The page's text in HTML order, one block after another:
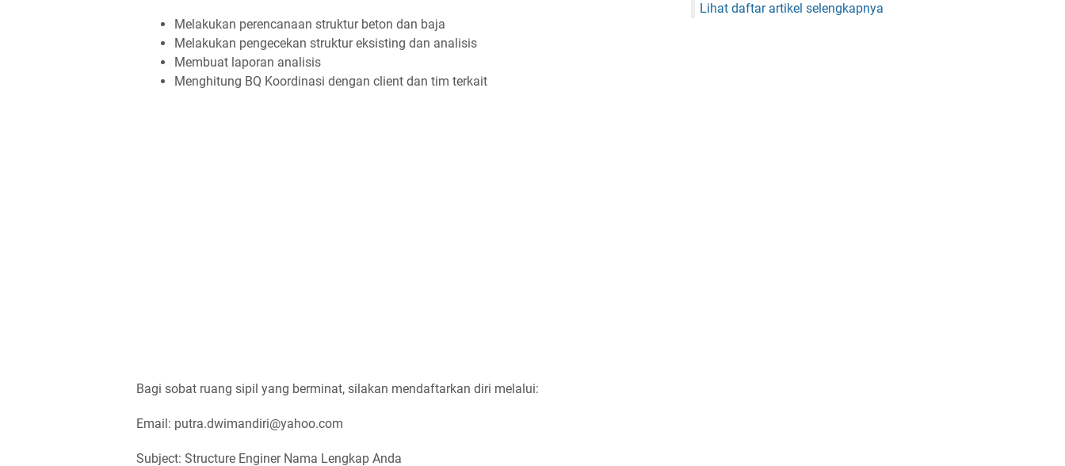
Melakukan perencanaan struktur beton dan baja
Melakukan pengecekan struktur eksisting dan analisis
Membuat laporan analisis
Menghitung BQ Koordinasi dengan client dan tim terkait
Bagi sobat ruang sipil yang berminat, silakan mendaftarkan diri melalui:
Email: putra.dwimandiri@yahoo.com
Subject: Structure Enginer Nama Lengkap Anda
Lihat daftar artikel selengkapnya